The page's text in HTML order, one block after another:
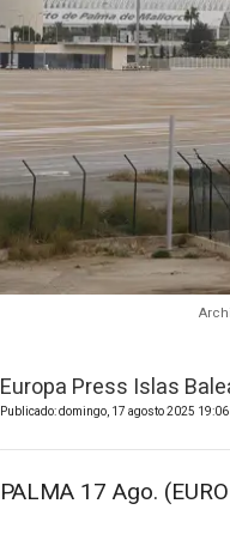
Europa Press Islas
Publicado: domingo, 17 agosto 2025 19:06
PALMA 17 Ago.